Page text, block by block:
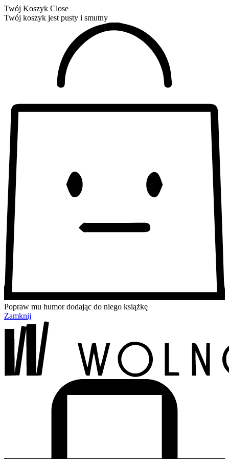
Twój Koszyk Close
Twój koszyk jest pusty i smutny
Popraw mu humor dodając do niego książkę
Zamknij
Przejdź
treści
Przejdź
menu
Przejdź
wyszukiwarki
Przejdź
koszyka